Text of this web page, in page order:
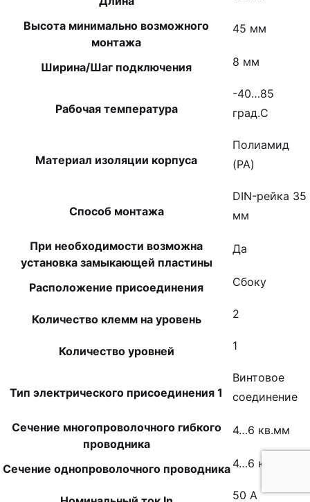
Высота минимально возможного
монтажа
45 мм
Ширина/Шаг подключения 8 мм
Рабочая температура
-40…85
град.C
Материал изоляции корпуса
Полиамид
(PA)
Способ монтажа
DIN-рейка 35
мм
При необходимости возможна
установка замыкающей пластины
Да
Расположение присоединения Сбоку
Количество клемм на уровень 2
Количество уровней 1
Тип электрического присоединения 1
Винтовое
соединение
Сечение многопроволочного гибкого
проводника
4…6 кв.мм
Сечение однопроволочного проводника 4…6 кв.мм
50 А